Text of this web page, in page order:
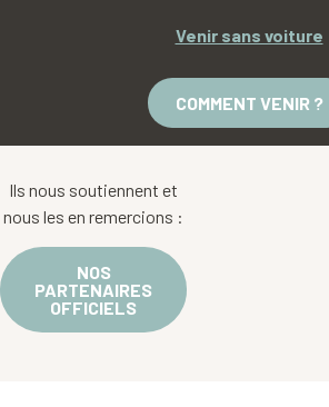
Venir sans voiture
COMMENT VENIR ?
Ils nous soutiennent et
nous les en remercions :
NOS
PARTENAIRES
OFFICIELS